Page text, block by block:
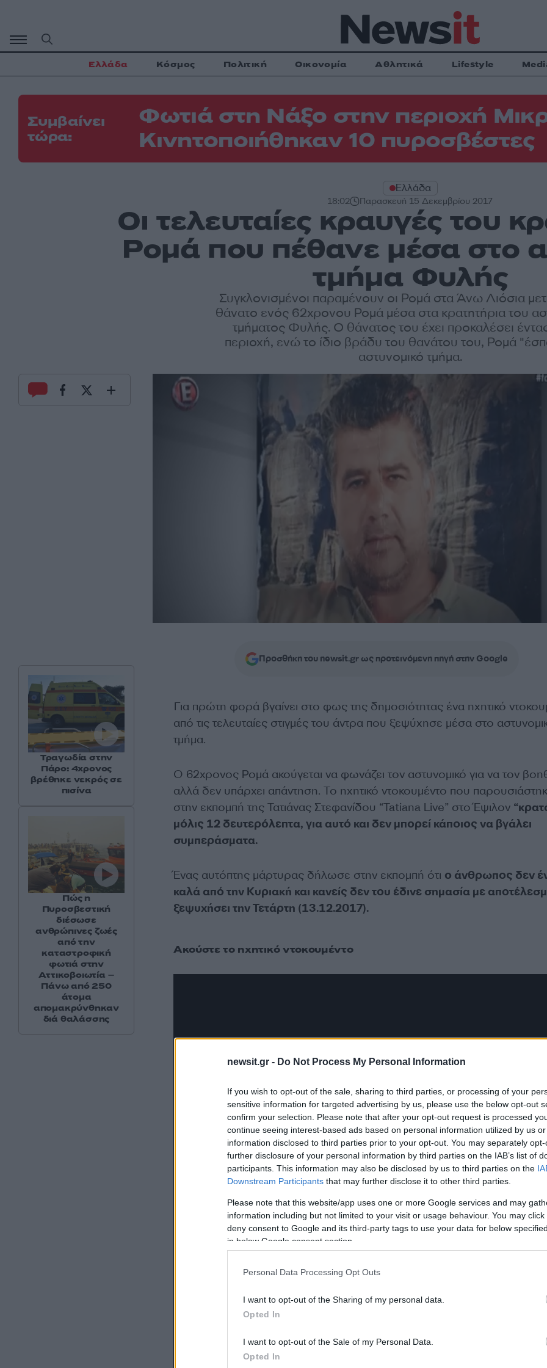
newsit.gr - Do Not Process My Personal Information
If you wish to opt-out of the sale, sharing to third parties, or processing of your
sensitive information for targeted advertising by us, please use the below opt-out
confirm your selection. Please note that after your opt-out request is processed
continue seeing interest-based ads based on personal information utilized by us
information disclosed to third parties prior to your opt-out. You may separately
further disclosure of your personal information by third parties on the IAB’s list of
participants. This information may also be disclosed by us to third parties on the
Downstream Participants that may further disclose it to other third parties.
Please note that this website/app uses one or more Google services and may
information including but not limited to your visit or usage behaviour. You may
deny consent to Google and its third-party tags to use your data for below
in below Google consent section.
Personal Data Processing Opt Outs
I want to opt-out of the Sharing of my personal data.
Opted In
I want to opt-out of the Sale of my Personal Data.
Opted In
περιεχόμενο
Ελλάδα Κόσμος Πολιτική Οικονομία Αθλητικά Lifestyle
Συμβαίνει
τώρα:
Φωτιά στη Νάξο στην περιοχή
Κινητοποιήθηκαν 10 πυροσβέστες
Ελλάδα
18:02 Παρασκευή 15 Δεκεμβρίου 2017
Οι τελευταίες κραυγές του
Ρομά που πέθανε μέσα στο
τμήμα Φυλής
Συγκλονισμένοι παραμένουν οι Ρομά στα Άνω Λιόσια
θάνατο ενός 62χρονου Ρομά μέσα στα κρατητήρια του
τμήματος Φυλής. Ο θάνατος του έχει προκαλέσει
περιοχή, ενώ το ίδιο βράδυ του θανάτου του, Ρομά
αστυνομικό τμήμα.
Προσθήκη του newsit.gr ως προτεινόμενη πηγή στην Google
Για πρώτη φορά βγαίνει στο φως της δημοσιότητας ένα ηχητικό
από τις τελευταίες στιγμές του άντρα που ξεψύχησε μέσα στο
τμήμα.
Ο 62χρονος Ρομά ακούγεται να φωνάζει τον αστυνομικό για να τον
αλλά δεν υπάρχει απάντηση. Το ηχητικό ντοκουμέντο που
στην εκπομπή της Τατιάνας Στεφανίδου “Tatiana Live” στο Έψιλον
μόλις 12 δευτερόλεπτα, για αυτό και δεν μπορεί κάποιος να βγάλει
συμπεράσματα.
Ένας αυτόπτης μάρτυρας δήλωσε στην εκπομπή ότι ο άνθρωπος δεν
καλά από την Κυριακή και κανείς δεν του έδινε σημασία με
ξεψυχήσει την Τετάρτη (13.12.2017).
Ακούστε το ηχητικό ντοκουμέντο
Τραγωδία στην
Πάρο: 4χρονος
βρέθηκε νεκρός σε
πισίνα
Πώς η
Πυροσβεστική
διέσωσε
ανθρώπινες ζωές
από την
καταστροφική
φωτιά στην
Αττικοβοιωτία –
Πάνω από 250
άτομα
απομακρύνθηκαν
διά θαλάσσης